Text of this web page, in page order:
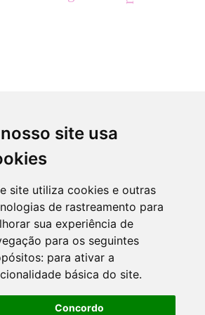
site usa
site utiliza cookies e outras
de rastreamento para
sua experiência de
para os seguintes
para ativar a
básica do site.
Concordo
Geodésicas. ISSN: 1982-2170